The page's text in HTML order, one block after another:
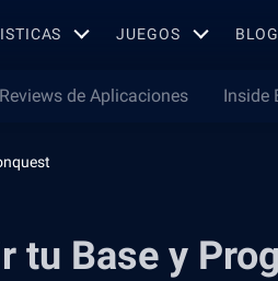
JUEGOS BLOG
Reviews de Aplicaciones Inside
tu Base y